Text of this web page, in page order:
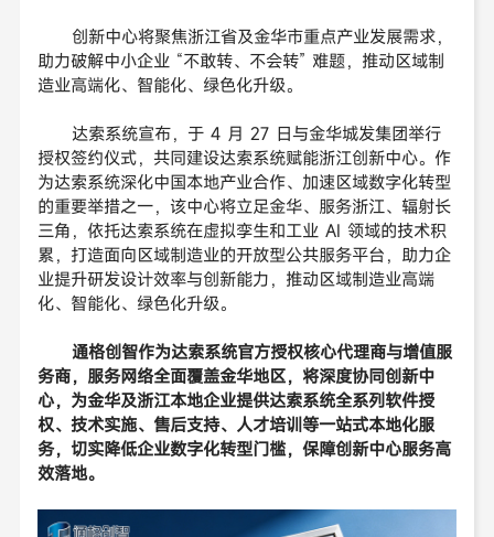
创新中心将聚焦浙江省及金华市重点产业发展需求，
助力破解中小企业 “不敢转、不会转” 难题，推动区域制
造业高端化、智能化、绿色化升级。
达索系统宣布，于 4 月 27 日与金华城发集团举行
授权签约仪式，共同建设达索系统赋能浙江创新中心。作
为达索系统深化中国本地产业合作、加速区域数字化转型
的重要举措之一，该中心将立足金华、服务浙江、辐射长
三角，依托达索系统在虚拟孪生和工业 AI 领域的技术积
累，打造面向区域制造业的开放型公共服务平台，助力企
业提升研发设计效率与创新能力，推动区域制造业高端
化、智能化、绿色化升级。
通格创智作为达索系统官方授权核心代理商与增值服
务商，服务网络全面覆盖金华地区，将深度协同创新中
心，为金华及浙江本地企业提供达索系统全系列软件授
权、技术实施、售后支持、人才培训等一站式本地化服
务，切实降低企业数字化转型门槛，保障创新中心服务高
效落地。